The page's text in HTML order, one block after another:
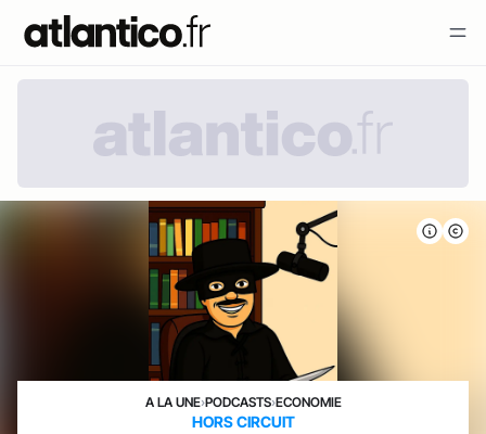
A LA UNE›PODCASTS›ECONOMIE
HORS CIRCUIT